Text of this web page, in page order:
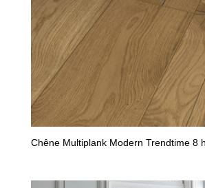
Chêne Multiplank Modern Trendtime 8